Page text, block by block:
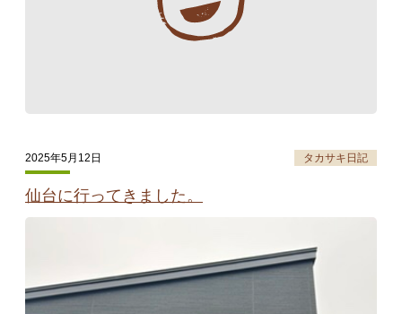
2025年5月12日 タカサキ日記
仙台に行ってきました。